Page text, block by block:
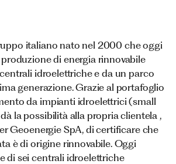
italiano nato nel 2000 che oggi
di energia rinnovabile
idroelettriche e da un parco
generazione. Grazie al portafoglio
da impianti idroelettrici (small
la possibilità alla propria clientela ,
Geoenergie SpA, di certificare che
è di origine rinnovabile. Oggi
di sei centrali idroelettriche